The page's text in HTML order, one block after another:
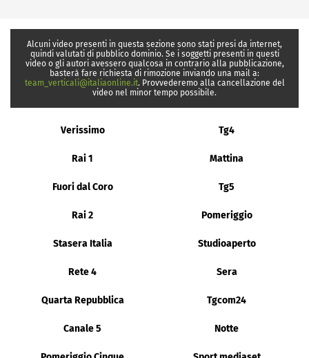
Alcuni video presenti in questa sezione sono stati presi da internet,
quindi valutati di pubblico dominio. Se i soggetti presenti in questi
video o gli autori avessero qualcosa in contrario alla pubblicazione,
basterà fare richiesta di rimozione inviando una mail a:
team_verticali@italiaonline.it. Provvederemo alla cancellazione del
video nel minor tempo possibile.
Verissimo Tg4
Rai 1 Mattina
Fuori dal Coro Tg5
Rai 2 Pomeriggio
Stasera Italia Studioaperto
Rete 4 Sera
Quarta Repubblica Tgcom24
Canale 5 Notte